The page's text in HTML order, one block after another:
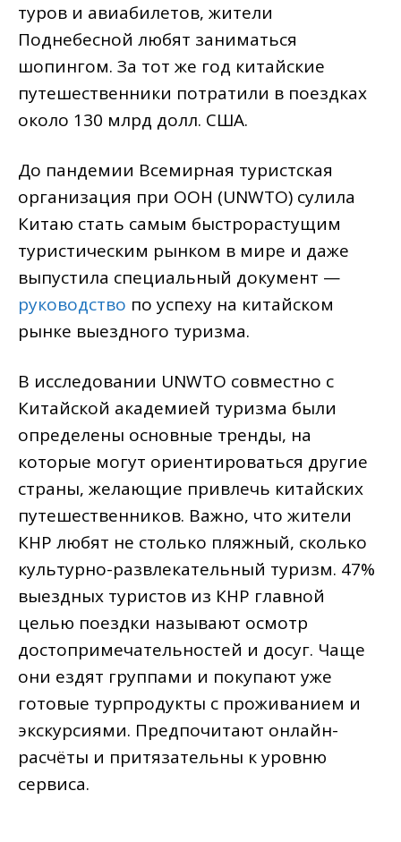
туров и авиабилетов, жители
Поднебесной любят заниматься
шопингом. За тот же год китайские
путешественники потратили в поездках
около 130 млрд долл. США.
До пандемии Всемирная туристская
организация при ООН (UNWTO) сулила
Китаю стать самым быстрорастущим
туристическим рынком в мире и даже
выпустила специальный документ —
руководство по успеху на китайском
рынке выездного туризма.
В исследовании UNWTO совместно с
Китайской академией туризма были
определены основные тренды, на
которые могут ориентироваться другие
страны, желающие привлечь китайских
путешественников. Важно, что жители
КНР любят не столько пляжный, сколько
культурно-развлекательный туризм. 47%
выездных туристов из КНР главной
целью поездки называют осмотр
достопримечательностей и досуг. Чаще
они ездят группами и покупают уже
готовые турпродукты с проживанием и
экскурсиями. Предпочитают онлайн-
расчёты и притязательны к уровню
сервиса.